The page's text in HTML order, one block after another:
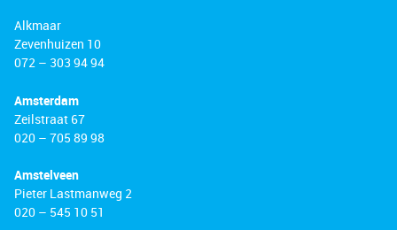
Alkmaar
Zevenhuizen 10
072 – 303 94 94
Amsterdam
Zeilstraat 67
020 – 705 89 98
Amstelveen
Pieter Lastmanweg 2
020 – 545 10 51